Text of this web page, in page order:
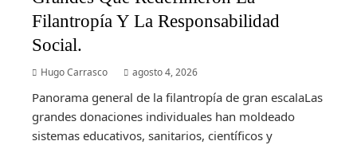
Filantropía Y La Responsabilidad
Social.
Hugo Carrasco agosto 4, 2026
Panorama general de la filantropía de gran escalaLas
grandes donaciones individuales han moldeado
sistemas educativos, sanitarios, científicos y